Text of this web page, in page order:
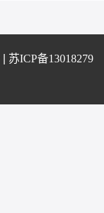
苏ICP备13018279